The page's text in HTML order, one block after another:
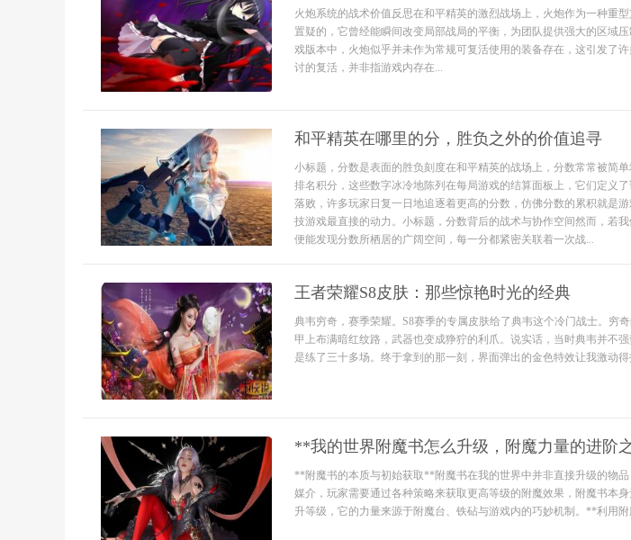
火炮系统的战术价值反思在和平精英的激烈战场上，火炮作为一种重
置疑的，它曾经能瞬间改变局部战局的平衡，为团队提供强大的区域
戏版本中，火炮似乎并未作为常规可复活使用的装备存在，这引发了
讨的复活，并非指游戏内存在...
和平精英在哪里的分，胜负之外的价值追寻
小标题，分数是表面的胜负刻度在和平精英的战场上，分数常常被简
排名积分，这些数字冰冷地陈列在每局游戏的结算面板上，它们定义
落败，许多玩家日复一日地追逐着更高的分数，仿佛分数的累积就是
技游戏最直接的动力。小标题，分数背后的战术与协作空间然而，若我
便能发现分数所栖居的广阔空间，每一分都紧密关联着一次战...
王者荣耀S8皮肤：那些惊艳时光的经典
典韦穷奇，赛季荣耀。S8赛季的专属皮肤给了典韦这个冷门战士。穷
甲上布满暗红纹路，武器也变成狰狞的利爪。说实话，当时典韦并不
是练了三十多场。终于拿到的那一刻，界面弹出的金色特效让我激动
**我的世界附魔书怎么升级，附魔力量的进阶
**附魔书的本质与初始获取**附魔书在我的世界中并非直接升级的物
媒介，玩家需要通过各种策略来获取更高等级的附魔效果，附魔书本
升等级，它的力量来源于附魔台、铁砧与游戏内的巧妙机制。**利用